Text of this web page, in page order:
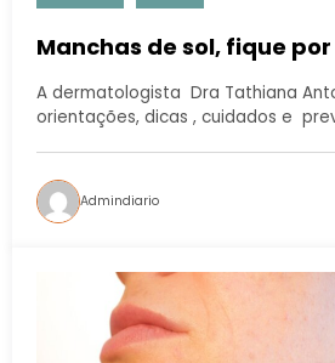
Manchas de sol,
A dermatologista Dra Tathiana
orientações, dicas , cuidados e
Admindiario